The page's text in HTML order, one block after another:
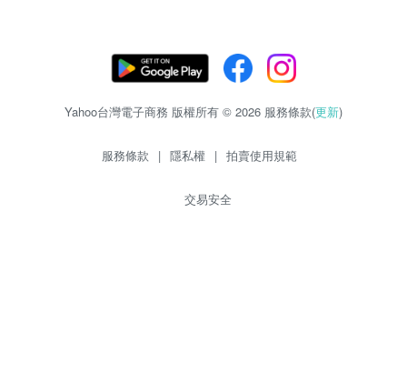
Yahoo台灣電子商務 版權所有 © 2026 服務條款(更新)
服務條款 | 隱私權 | 拍賣使用規範
交易安全